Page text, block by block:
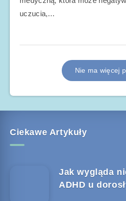
uczucia,…
Nie ma więcej
Ciekawe Artykuły
Jak wygląda
ADHD u